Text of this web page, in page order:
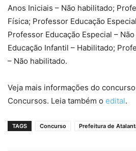
Anos Iniciais – Não habilitado;
Física; Professor Educação
Professor Educação Especial –
Educação Infantil – Habilitado;
– Não habilitado.
Veja mais informações do
Concursos. Leia também o edital.
TAGS Concurso Prefeitura de